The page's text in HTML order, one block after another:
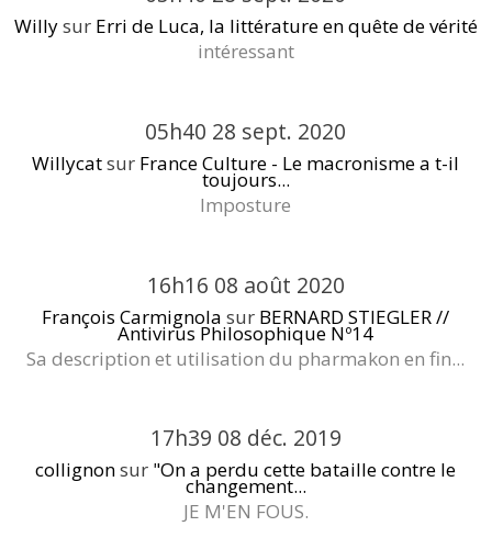
Willysur Erri de Luca, la littérature en quête de vérité
intéressant
05h40 28 sept. 2020
Willycatsur France Culture - Le macronisme a t-il
toujours...
Imposture
16h16 08 août 2020
François Carmignola sur BERNARD STIEGLER //
Antivirus Philosophique Nº14
Sa description et utilisation du pharmakon en fin...
17h39 08 déc. 2019
collignonsur "On a perdu cette bataille contre le
changement...
JE M'EN FOUS.